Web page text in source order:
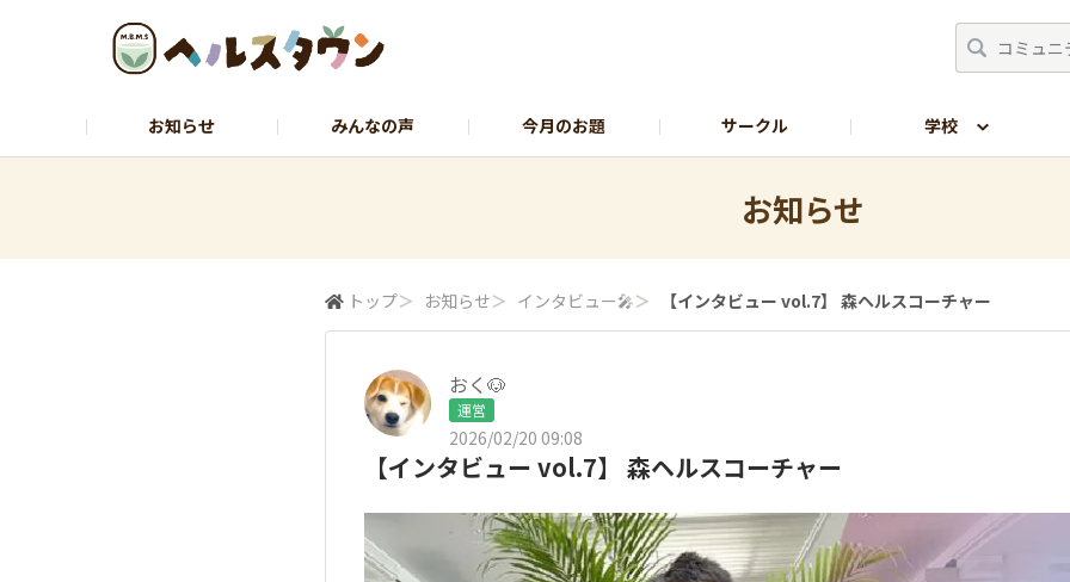
お知らせ みんなの声 今月のお題 サークル 学校
お知らせ
トップ＞ お知らせ＞ インタビュー🎤＞ 【インタビュー vol.7】 森ヘルスコーチャー
おく🐶
運営
2026/02/20 09:08
【インタビュー vol.7】 森ヘルスコーチャー